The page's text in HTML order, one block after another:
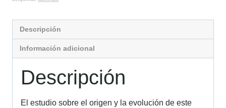
Descripción
Información adicional
Descripción
El estudio sobre el origen y la evolución de este